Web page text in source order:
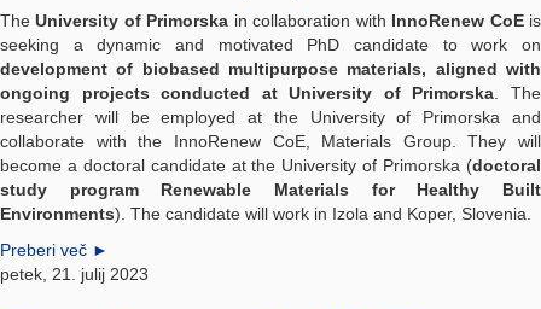
TheUniversity of Primorska in collaboration with InnoRenew CoEis
seeking a dynamic and motivated PhD candidate to work on
development of biobased multipurpose materials, aligned with
ongoing projects conducted at University of Primorska . The
researcher will be employed at the University of Primorska and
collaborate with the InnoRenew CoE, Materials Group. They will
become a doctoral candidate at the University of Primorska (doctoral
study program Renewable Materials for Healthy Built
Environments). The candidate will work in Izola and Koper, Slovenia.
Preberi več ►
petek, 21. julij 2023